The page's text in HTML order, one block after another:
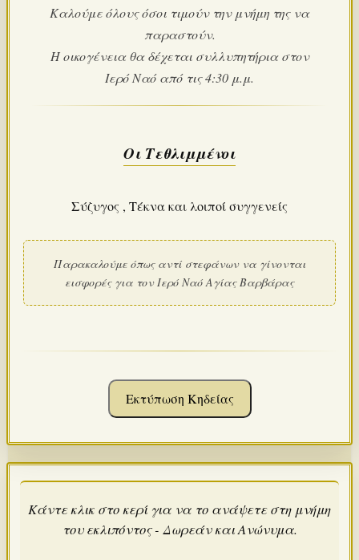
Καλούμε όλους όσοι τιμούν την μνήμη της να
παραστούν.
Η οικογένεια θα δέχεται συλλυπητήρια στον
Ιερό Ναό από τις 4:30 μ.μ.
Οι Τεθλιμμένοι
Σύζυγος , Τέκνα και λοιποί συγγενείς
Παρακαλούμε όπως αντί στεφάνων να γίνονται
εισφορές για τον Ιερό Ναό Αγίας Βαρβάρας
Εκτύπωση Κηδείας
Κάντε κλικ στο κερί για να το ανάψετε στη μνήμη
του εκλιπόντος - Δωρεάν και Ανώνυμα.